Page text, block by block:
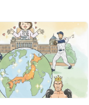
見られます。今晩は、曇
いようですが、満月と一
てみてはいかがでしょう
の夜をお過ごしください
て挑戦していきます💪🏻
驚かせてしまったらごめ
🙇🏻‍♀️これまで応援してく
、本当にありがとうござ
からのリスタートです
温かく見守っていただけ
😊